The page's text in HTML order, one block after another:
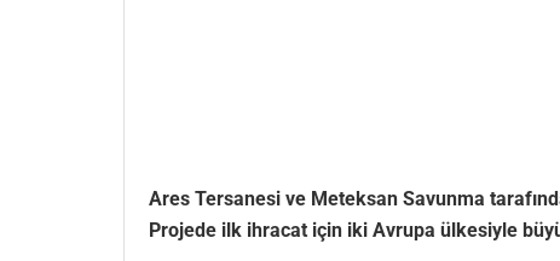
Ares Tersanesi ve Meteksan Savunma
Projede ilk ihracat için iki Avrupa ülkesiyle